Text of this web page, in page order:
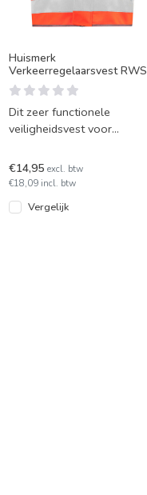
Huismerk
Verkeerregelaarsvest RWS
Dit zeer functionele
veiligheidsvest voor
aan de eisen van
Rijkswaterstaa
€14,95 excl. btw
€18,09 incl. btw
Vergelijk